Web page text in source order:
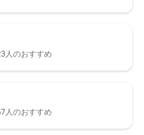
人のおすすめ
人のおすすめ